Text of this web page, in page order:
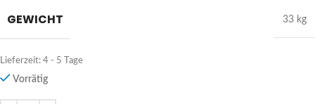
GEWICHT 33 kg
Lieferzeit: 4 - 5 Tage
Vorrätig